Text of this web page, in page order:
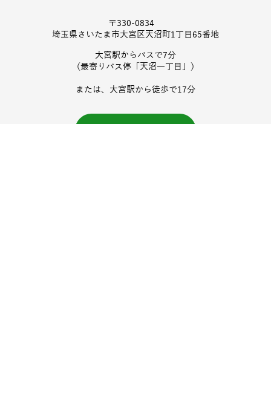
〒330-0834
埼玉県さいたま市大宮区天沼町1丁目65番地
大宮駅からバスで7分
（最寄りバス停「天沼一丁目」）
または、大宮駅から徒歩で17分